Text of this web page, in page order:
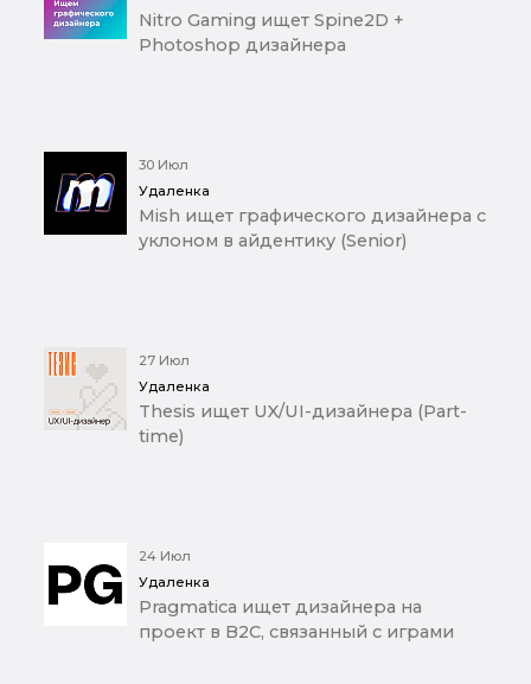
Nitro Gaming ищет Spine2D +
Photoshop дизайнера
30 Июл
Удаленка
Mish ищет графического дизайнера с
уклоном в айдентику (Senior)
27 Июл
Удаленка
Thesis ищет UX/UI-дизайнера (Part-
time)
24 Июл
Удаленка
Pragmatica ищет дизайнера на
проект в B2C, связанный с играми